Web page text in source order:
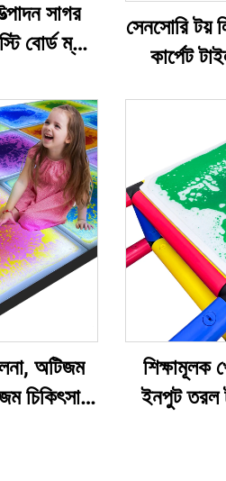
সাগর
বোর্ড ম্যাট
জন্য
সেনসোরি টয়
কার্পেট
অটিজম
চিকিৎসা
শিক্ষামূলক
ইনপুট তরল